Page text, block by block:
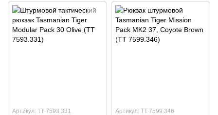
Артикул: TT 7593.331 Артикул: TT 7599.346